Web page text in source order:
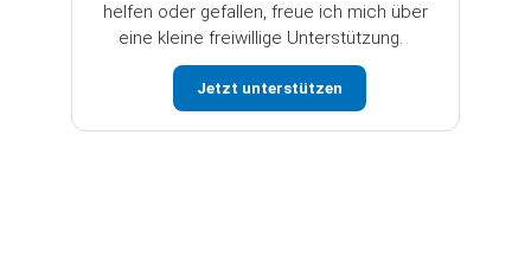
helfen oder gefallen, freue ich mich über
eine kleine freiwillige Unterstützung.
Jetzt unterstützen